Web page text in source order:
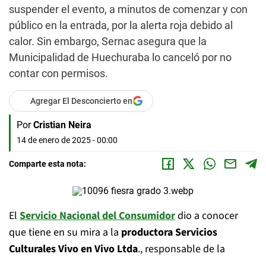
suspender el evento, a minutos de comenzar y con
público en la entrada, por la alerta roja debido al
calor. Sin embargo, Sernac asegura que la
Municipalidad de Huechuraba lo canceló por no
contar con permisos.
Agregar El Desconcierto en
Por Cristian Neira
14 de enero de 2025 - 00:00
Comparte esta nota:
El Servicio Nacional del Consumidordio a conocer
que tiene en su mira a la productora Servicios
Culturales Vivo en Vivo Ltda., responsable de la